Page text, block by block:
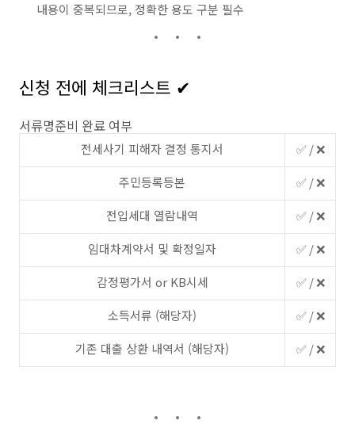
내용이 중복되므로, 정확한 용도 구분 필수
신청 전에 체크리스트 ✔
서류명준비 완료 여부
전세사기 피해자 결정 통지서
✅ / ❌
주민등록등본
✅ / ❌
전입세대 열람내역
✅ / ❌
임대차계약서 및 확정일자
✅ / ❌
감정평가서 or KB시세
✅ / ❌
소득서류 (해당자)
✅ / ❌
기존 대출 상환 내역서 (해당자)
✅ / ❌